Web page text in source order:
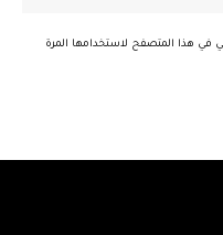
في هذا المتصفح لاستخدامها المرة